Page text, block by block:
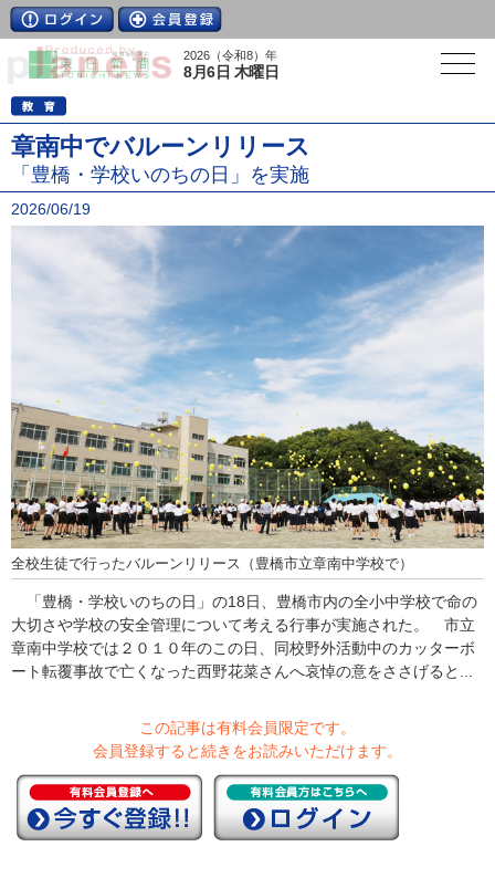
2026（令和8）年
8月6日 木曜日
章南中でバルーンリリース
「豊橋・学校いのちの日」を実施
2026/06/19
全校生徒で行ったバルーンリリース（豊橋市立章南中学校で）
「豊橋・学校いのちの日」の18日、豊橋市内の全小中学校で命の
大切さや学校の安全管理について考える行事が実施された。 市立
章南中学校では２０１０年のこの日、同校野外活動中のカッターボ
ート転覆事故で亡くなった西野花菜さんへ哀悼の意をささげると...
この記事は有料会員限定です。
会員登録すると続きをお読みいただけます。